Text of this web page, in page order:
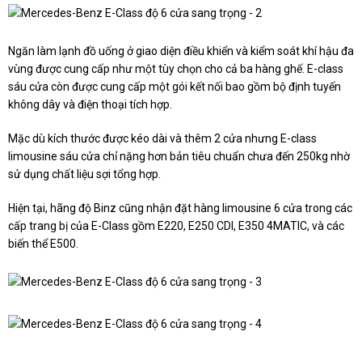
Ngăn làm lạnh đồ uống ở giao diện điều khiển và kiểm soát khí hậu đa
vùng được cung cấp như một tùy chọn cho cả ba hàng ghế. E-class
sáu cửa còn được cung cấp một gói kết nối bao gồm bộ định tuyến
không dây và điện thoại tích hợp.
Mặc dù kích thước được kéo dài và thêm 2 cửa nhưng E-class
limousine sáu cửa chỉ nặng hơn bản tiêu chuẩn chưa đến 250kg nhờ
sử dụng chất liệu sợi tổng hợp.
Hiện tại, hãng độ Binz cũng nhận đặt hàng limousine 6 cửa trong các
cấp trang bị của E-Class gồm E220, E250 CDI, E350 4MATIC, và các
biến thể E500.